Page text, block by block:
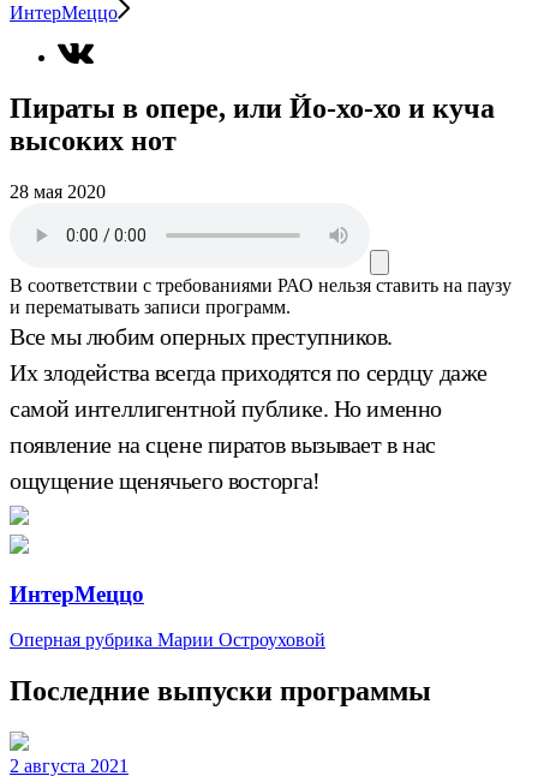
ИнтерМеццо
Пираты в опере, или Йо-хо-хо и куча
высоких нот
28 мая 2020
В соответствии с требованиями РАО нельзя ставить на паузу
и перематывать записи программ.
Все мы любим оперных преступников.
Их злодейства всегда приходятся по сердцу даже
самой интеллигентной публике. Но именно
появление на сцене пиратов вызывает в нас
ощущение щенячьего восторга!
ИнтерМеццо
Оперная рубрика Марии Остроуховой
Последние выпуски программы
2 августа 2021